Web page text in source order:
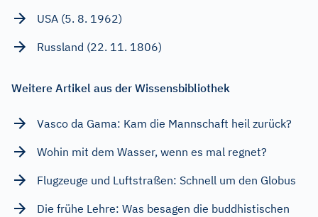
USA (5. 8. 1962)
Russland (22. 11. 1806)
Weitere Artikel aus der Wissensbibliothek
Vasco da Gama: Kam die Mannschaft heil zurück?
Wohin mit dem Wasser, wenn es mal regnet?
Flugzeuge und Luftstraßen: Schnell um den Globus
Die frühe Lehre: Was besagen die buddhistischen